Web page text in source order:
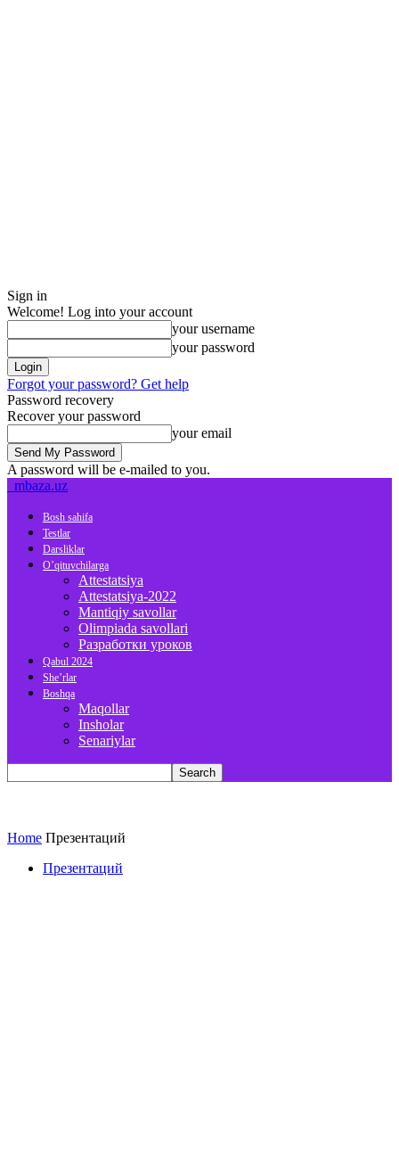
Sign in
Welcome! Log into your account
your username
your password
Forgot your password? Get help
Password recovery
Recover your password
your email
A password will be e-mailed to you.
mbaza.uz
Bosh sahifa
Testlar
Darsliklar
O’qituvchilarga
Attestatsiya
Attestatsiya-2022
Mantiqiy savollar
Olimpiada savollari
Разработки уроков
Qabul 2024
She’rlar
Boshqa
Maqollar
Insholar
Senariylar
Home Презентаций
Презентаций